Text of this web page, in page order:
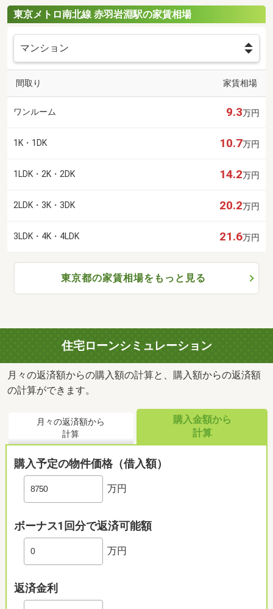
東京メトロ南北線 赤羽岩淵駅の家賃相場
間取り 家賃相場
ワンルーム 9.3万円
1K・1DK 10.7万円
1LDK・2K・2DK 14.2万円
2LDK・3K・3DK 20.2万円
3LDK・4K・4LDK 21.6万円
東京都の家賃相場をもっと見る
住宅ローンシミュレーション
月々の返済額からの購入額の計算と、購入額からの返済額
の計算ができます。
月々の返済額から
計算
購入金額から
計算
購入予定の物件価格（借入額）
万円
ボーナス1回分で返済可能額
万円
返済金利